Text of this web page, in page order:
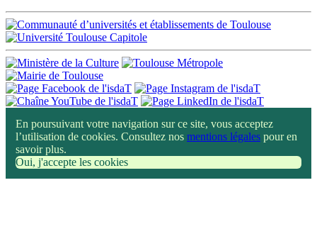
En poursuivant votre navigation sur ce site, vous acceptez
l’utilisation de cookies. Consultez nos mentions légales pour en
savoir plus.
Oui, j'accepte les cookies